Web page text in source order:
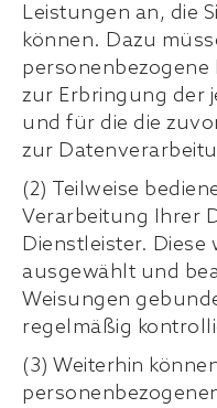
Leistungen an, die
können. Dazu
personenbezogene
zur Erbringung der
und für die die
zur
(2) Teilweise
Verarbeitung Ihrer
Dienstleister.
ausgewählt und
Weisungen
regelmäßig
(3) Weiterhin